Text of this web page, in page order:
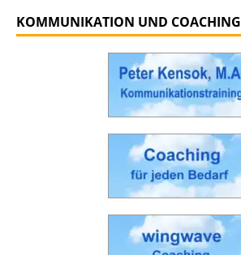
KOMMUNIKATION UND COACHING